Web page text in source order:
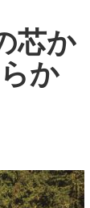
芯か
か